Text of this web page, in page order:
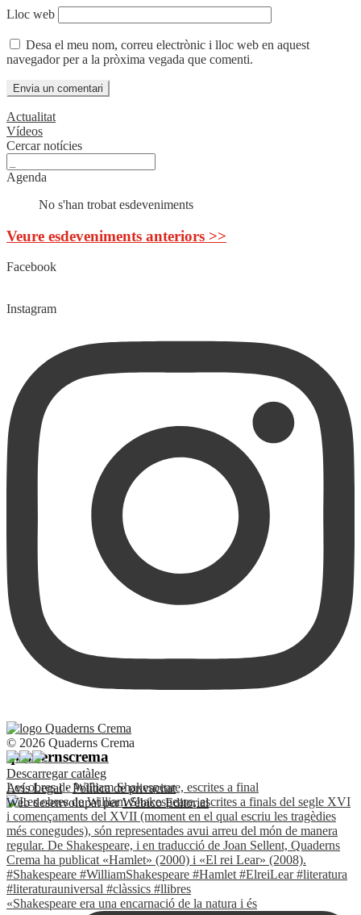
Lloc web
Desa el meu nom, correu electrònic i lloc web en aquest
navegador per a la pròxima vegada que comenti.
Actualitat
Vídeos
Cercar notícies
Agenda
No s'han trobat esdeveniments
Veure esdeveniments anteriors >>
Facebook
Instagram
quadernscrema
Les obres de William Shakespeare, escrites a final
«Shakespeare era una encarnació de la natura i és
© 2026 Quaderns Crema
Descarregar catàleg
Avís Legal·Política de privacitat
Web desenvolupat perWébico Editorial